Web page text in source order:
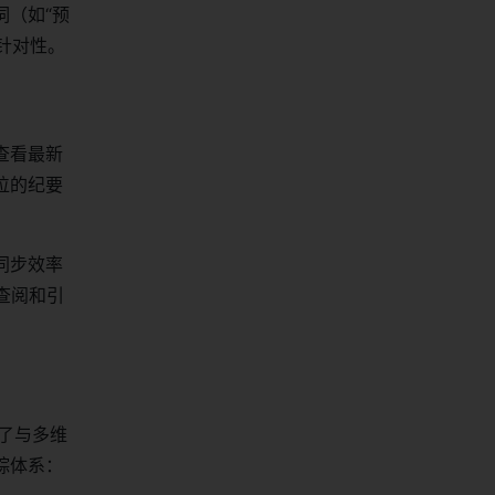
（如“预
性。
看最新
的纪要
步效率
和引
与多维
系：